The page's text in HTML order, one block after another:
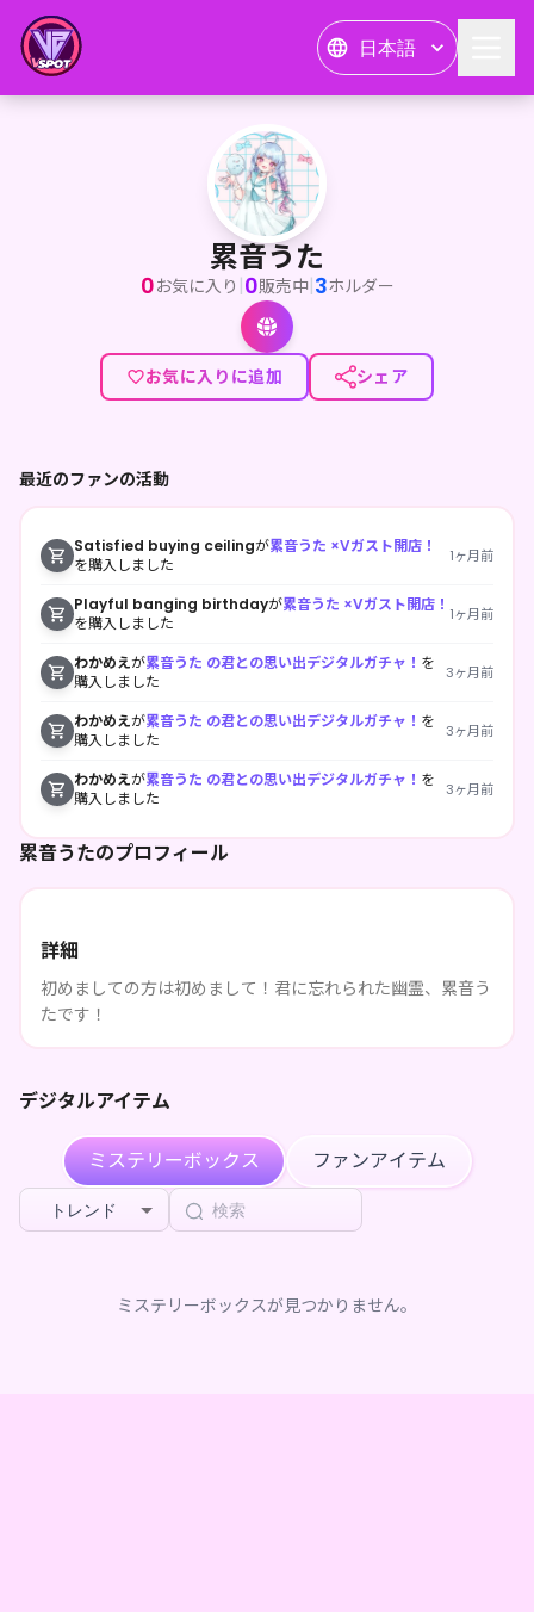
日本語
累音うた
<p>初めましての方は初めまして！君に忘れられた幽霊、累
累音うた
0お気に入り |0販売中|3ホルダー
お気に入りに追加 シェア
累音うたのプロフィール
詳細
初めましての方は初めまして！君に忘れられた幽霊、累音う
たです！
デジタルアイテム
ミステリーボックス ファンアイテム
トレンド
ミステリーボックスが見つかりません。
最近のファンの活動
Satisfied buying ceilingが累音うた ×Vガスト開店！
を購入しました
1ヶ月前
Playful banging birthdayが累音うた ×Vガスト開店！
を購入しました
1ヶ月前
わかめえが累音うた の君との思い出デジタルガチャ！ を
購入しました
3ヶ月前
わかめえが累音うた の君との思い出デジタルガチャ！ を
購入しました
3ヶ月前
わかめえが累音うた の君との思い出デジタルガチャ！ を
購入しました
3ヶ月前